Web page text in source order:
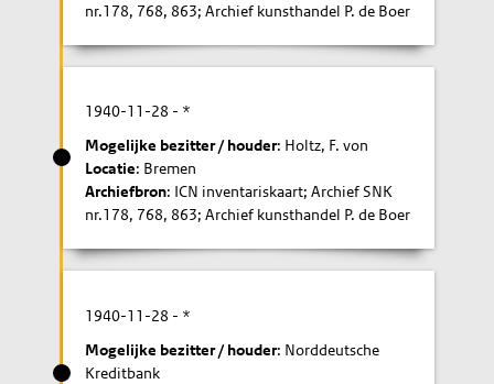
nr.178, 768, 863; Archief kunsthandel P. de Boer
1940-11-28 - *
Mogelijke bezitter / houder: Holtz, F. von
Locatie: Bremen
Archiefbron: ICN inventariskaart; Archief SNK
nr.178, 768, 863; Archief kunsthandel P. de Boer
1940-11-28 - *
Mogelijke bezitter / houder: Norddeutsche
Kreditbank